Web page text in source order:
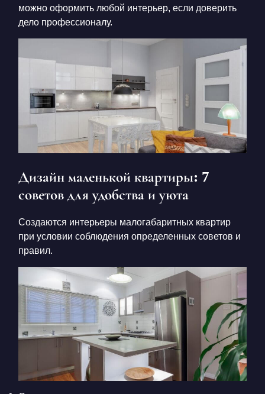
можно оформить любой интерьер, если доверить
дело профессионалу.
Дизайн маленькой квартиры: 7
советов для удобства и уюта
Создаются интерьеры малогабаритных квартир
при условии соблюдения определенных советов и
правил.